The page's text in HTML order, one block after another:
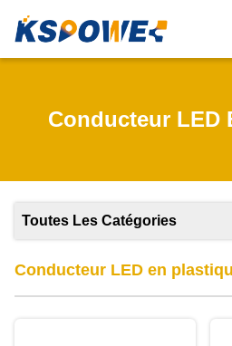
Conducteur LED
Toutes Les Catégories
Conducteur LED en